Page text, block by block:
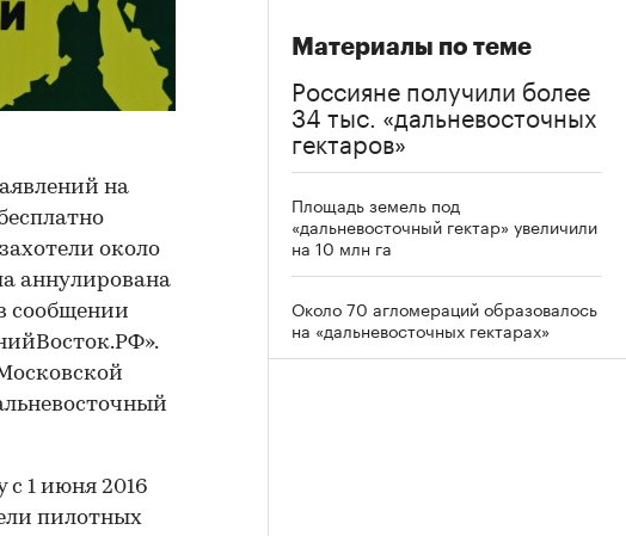
на
около
аннулирована
сообщении
с 1 июня 2016
пилотных
Материалы по теме
Россияне получили более
34 тыс. «дальневосточных
гектаров»
Площадь земель под
«дальневосточный гектар» увеличили
на 10 млн га
Около 70 агломераций образовалось
на «дальневосточных гектарах»